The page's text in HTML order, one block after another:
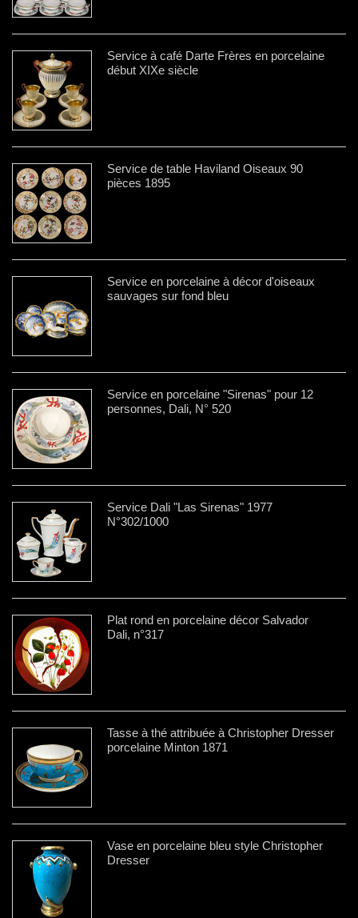
Service à café Darte Frères en porcelaine
début XIXe siècle
Service de table Haviland Oiseaux 90
pièces 1895
Service en porcelaine à décor d'oiseaux
sauvages sur fond bleu
Service en porcelaine "Sirenas" pour 12
personnes, Dali, N° 520
Service Dali "Las Sirenas" 1977
N°302/1000
Plat rond en porcelaine décor Salvador
Dali, n°317
Tasse à thé attribuée à Christopher Dresser
porcelaine Minton 1871
Vase en porcelaine bleu style Christopher
Dresser